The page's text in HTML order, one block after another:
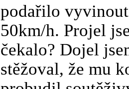
podařilo
50km/h. Projel
čekalo? Dojel
stěžoval, že mu